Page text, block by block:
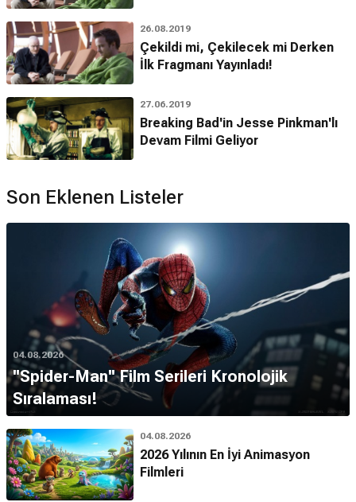
26.08.2019
Çekildi mi, Çekilecek mi Derken
İlk Fragmanı Yayınladı!
27.06.2019
Breaking Bad'in Jesse Pinkman'lı
Devam Filmi Geliyor
Son Eklenen Listeler
04.08.2026
''Spider-Man'' Film Serileri Kronolojik
Sıralaması!
04.08.2026
2026 Yılının En İyi Animasyon
Filmleri